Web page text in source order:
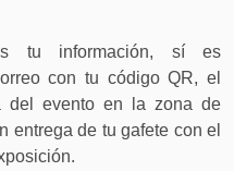
tu información, sí es
con tu código QR, el
del evento en la zona de
entrega de tu gafete con el